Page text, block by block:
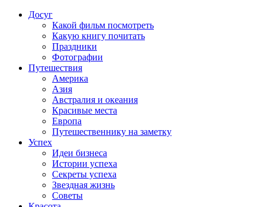
Досуг
Какой фильм посмотреть
Какую книгу почитать
Праздники
Фотографии
Путешествия
Америка
Азия
Австралия и океания
Красивые места
Европа
Путешественнику на заметку
Успех
Идеи бизнеса
Истории успеха
Секреты успеха
Звездная жизнь
Советы